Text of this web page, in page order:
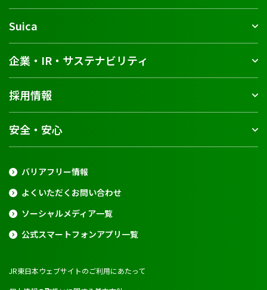
Suica
企業・IR・サステナビリティ
採用情報
安全・安心
バリアフリー情報
よくいただくお問い合わせ
ソーシャルメディア一覧
公式スマートフォンアプリ一覧
JR東日本ウェブサイトのご利用にあたって